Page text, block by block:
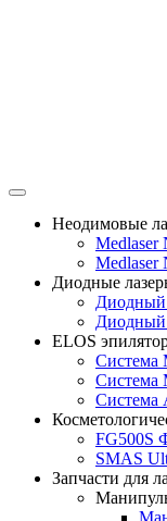
Неодимовые
Medlaser
Medlaser
Диодные
Диодный
Диодный
ELOS
Система
Система
Система
FG500S
SMAS
Запчасти для